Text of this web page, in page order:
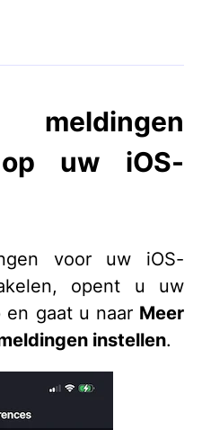
op uw iOS-
voor uw iOS-
opent u uw
en gaat u naar Meer
instellen.